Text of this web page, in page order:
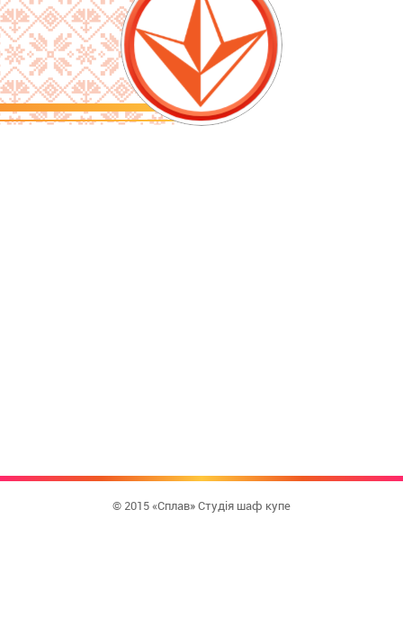
© 2015 «Сплав» Студія шаф купе